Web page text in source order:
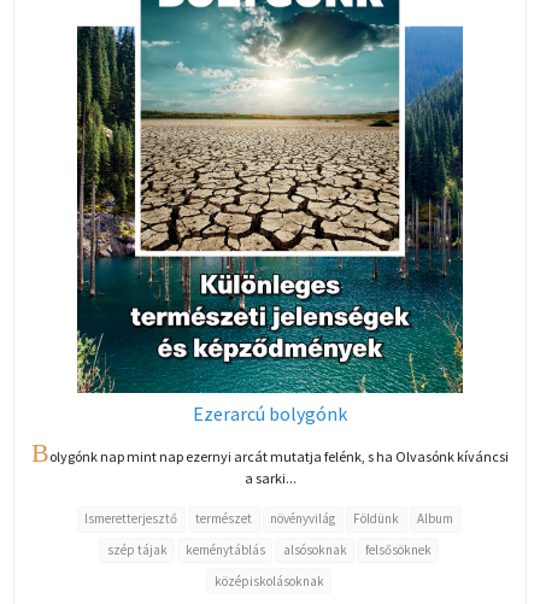
Ezerarcú bolygónk
Bolygónk nap mint nap ezernyi arcát mutatja felénk, s ha Olvasónk kíváncsi
a sarki...
Ismeretterjesztő természet növényvilág Földünk
Album
szép tájak
keménytáblás alsósoknak
felsősöknek
középiskolásoknak